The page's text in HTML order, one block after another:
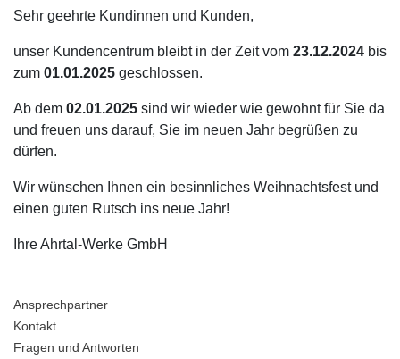
Sehr geehrte Kundinnen und Kunden,
unser Kundencentrum bleibt in der Zeit vom23.12.2024 bis
zum01.01.2025geschlossen.
Ab dem02.01.2025sind wir wieder wie gewohnt für Sie da
und freuen uns darauf, Sie im neuen Jahr begrüßen zu
dürfen.
Wir wünschen Ihnen ein besinnliches Weihnachtsfest und
einen guten Rutsch ins neue Jahr!
Ihre Ahrtal-Werke GmbH
Ansprechpartner
Kontakt
Fragen und Antworten